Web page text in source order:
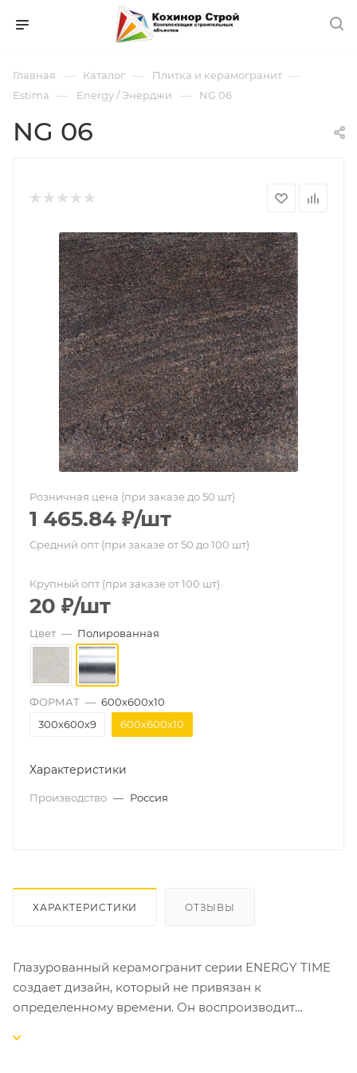
Главная — Каталог — Плитка и керамогранит —
Estima — Energy / Энерджи — NG 06
NG 06
Розничная цена (при заказе до 50 шт)
1 465.84 ₽/шт
Средний опт (при заказе от 50 до 100 шт)
Крупный опт (при заказе от 100 шт)
20 ₽/шт
Цвет — Полированная
ФОРМАТ — 600х600х10
300х600х9
600х600х10
Характеристики
Производство — Россия
ХАРАКТЕРИСТИКИ ОТЗЫВЫ
Глазурованный керамогранит серии ENERGY TIME
создает дизайн, который не привязан к
определенному времени. Он воспроизводит